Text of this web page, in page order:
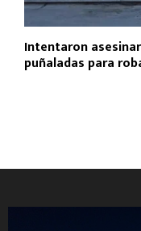
Intentaron
puñaladas para